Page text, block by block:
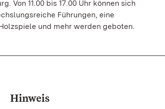
Von 11.00 bis 17.00 Uhr können sich
Führungen, eine
und mehr werden geboten.
Hinweis